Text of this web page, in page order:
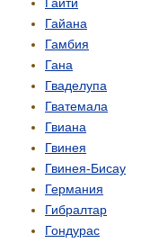
Гаити
Гайана
Гамбия
Гана
Гваделупа
Гватемала
Гвиана
Гвинея
Гвинея-Бисау
Германия
Гибралтар
Гондурас